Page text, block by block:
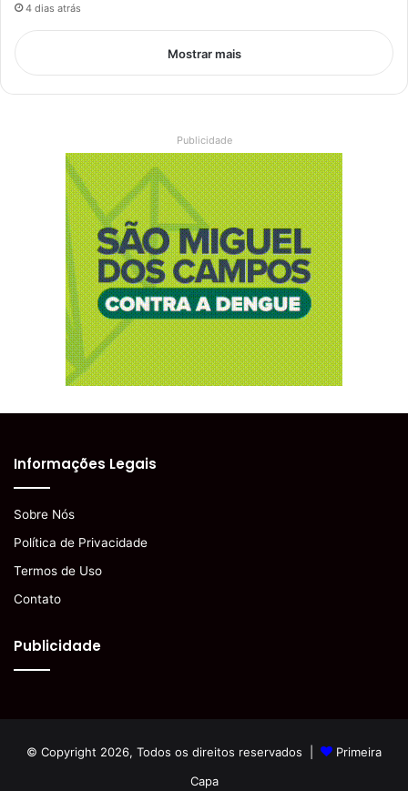
4 dias atrás
Mostrar mais
Publicidade
Informações Legais
Sobre Nós
Política de Privacidade
Termos de Uso
Contato
Publicidade
© Copyright 2026, Todos os direitos reservados |
Primeira
Capa